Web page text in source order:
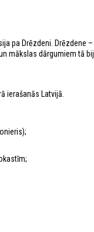
pa Drēzdeni.
mākslas dārgumiem tā
ierašanās Latvijā.